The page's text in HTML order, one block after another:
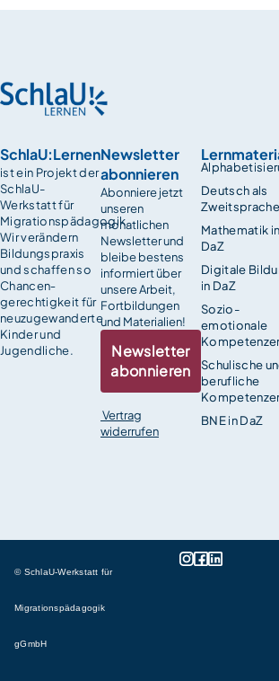
SchlaU:Lernen
ist ein Projekt der
SchlaU-
Werkstatt für
Migrationspädagogik.
Wir verändern
Bildungspraxis
und schaffen so
Chancen­
gerechtigkeit für
neuzugewanderte
Kinder und
Jugendliche.
Deutsch als
Zweitsprache
Mathematik in
DaZ
Digitale
in DaZ
Sozio-
emotionale
Schulische
berufliche
BNE in DaZ
Newsletter
abonnieren
Abonniere jetzt
unseren
monatlichen
Newsletter und
bleibe bestens
informiert über
unsere Arbeit,
Fortbildungen
und Materialien!
Newsletter
abonnieren
Vertrag
widerrufen
© SchlaU-Werkstatt für
Migrationspädagogik
gGmbH